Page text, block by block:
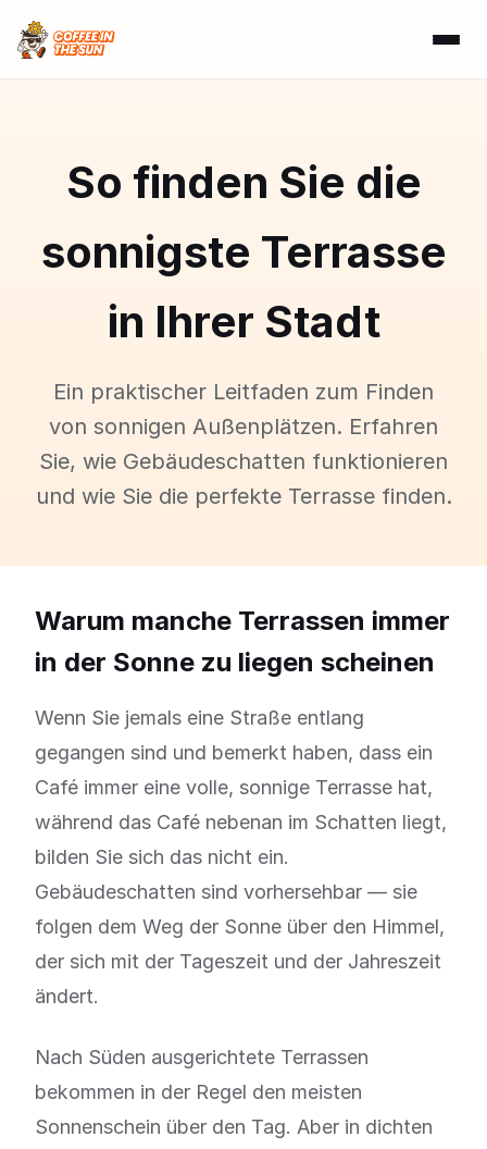
So finden Sie die
sonnigste Terrasse
in Ihrer Stadt
Ein praktischer Leitfaden zum Finden
von sonnigen Außenplätzen. Erfahren
Sie, wie Gebäudeschatten funktionieren
und wie Sie die perfekte Terrasse finden.
Warum manche Terrassen immer
in der Sonne zu liegen scheinen
Wenn Sie jemals eine Straße entlang
gegangen sind und bemerkt haben, dass ein
Café immer eine volle, sonnige Terrasse hat,
während das Café nebenan im Schatten liegt,
bilden Sie sich das nicht ein.
Gebäudeschatten sind vorhersehbar — sie
folgen dem Weg der Sonne über den Himmel,
der sich mit der Tageszeit und der Jahreszeit
ändert.
Nach Süden ausgerichtete Terrassen
bekommen in der Regel den meisten
Sonnenschein über den Tag. Aber in dichten